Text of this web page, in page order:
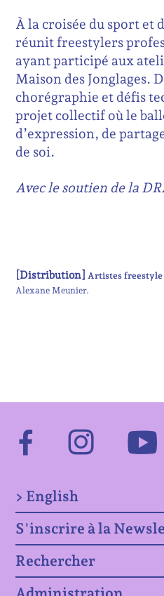
À la croisée du sport et
réunit freestylers
ayant participé aux
Maison des Jonglages.
chorégraphie et défis
projet collectif où le
d’expression, de
de soi.
Avec le soutien de la
[Distribution]Artistes
Alexane Meunier
> English
S'inscrire à la
Rechercher